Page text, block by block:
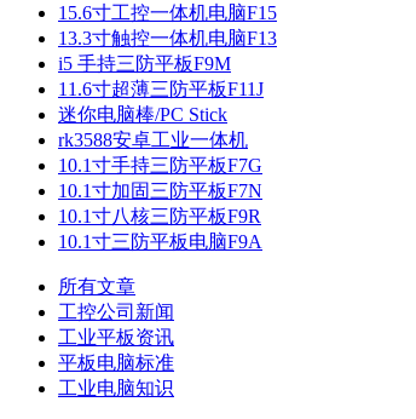
15.6寸工控一体机电脑F15
13.3寸触控一体机电脑F13
i5 手持三防平板F9M
11.6寸超薄三防平板F11J
迷你电脑棒/PC Stick
rk3588安卓工业一体机
10.1寸手持三防平板F7G
10.1寸加固三防平板F7N
10.1寸八核三防平板F9R
10.1寸三防平板电脑F9A
所有文章
工控公司新闻
工业平板资讯
平板电脑标准
工业电脑知识